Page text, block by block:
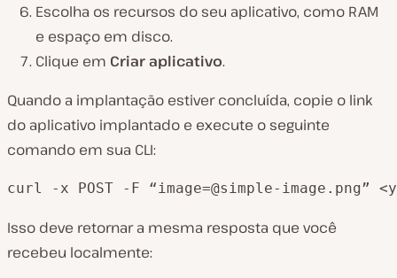
Escolha os recursos do seu aplicativo, como RAM
e espaço em disco.
Clique em Criar aplicativo.
Quando a implantação estiver concluída, copie o link
do aplicativo implantado e execute o seguinte
comando em sua CLI:
curl -x POST -F “image=@simple-image.png”
Isso deve retornar a mesma resposta que você
recebeu localmente: